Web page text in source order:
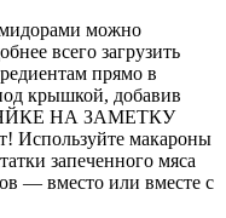
можно
всего загрузить
прямо в
крышкой, добавив
НА ЗАМЕТКУ
Используйте макароны
запеченного мяса
— вместо или вместе с